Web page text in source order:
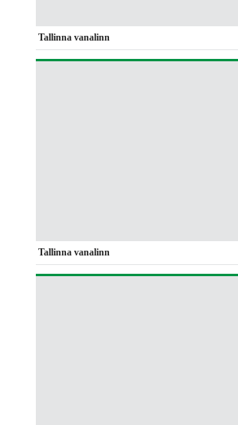
Tallinna vanalinn
Tallinna vanalinn